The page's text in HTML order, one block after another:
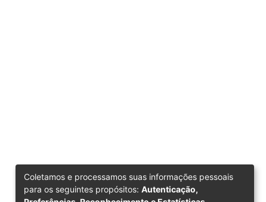
Coletamos e processamos suas informações pessoais
para os seguintes propósitos: Autenticação,